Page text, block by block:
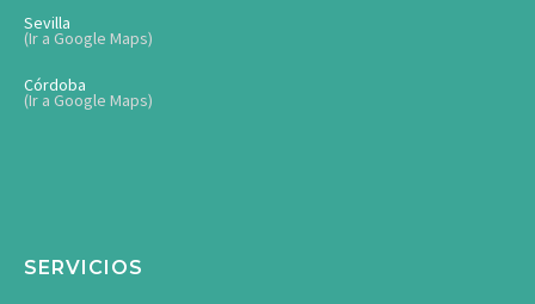
Sevilla
(Ir a Google Maps)
Córdoba
(Ir a Google Maps)
SERVICIOS